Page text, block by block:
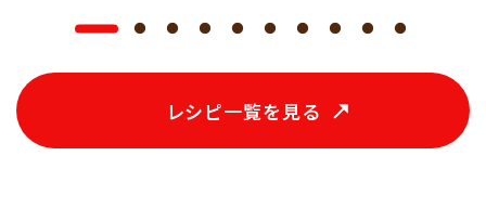
レシピ一覧を見る